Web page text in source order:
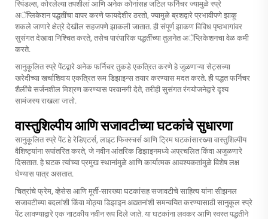
स्पिंडल्स, कोरलेल्या तपशीलां आणि अनेक कोनांसह जटिल फर्निचर ज्यामुळे स्प्रे
अॅप्लिकेशन पद्धतींचा वापर करणे फायदेशीर ठरतो, ज्यामुळे ब्रशद्वारे प्रभावीपणे झाकू
शकले जाणारे क्षेत्रे देखील सहजपणे झाकली जातात. ही संपूर्ण झाकण विविध पृष्ठभागांवर
सुसंगत देखावा निश्चित करते, तसेच पारंपारिक पद्धतींच्या तुलनेत अॅप्लिकेशनचा वेळ कमी
करते.
सानुकूलित स्प्रे पेंटद्वारे अनेक फर्निचर तुकडे एकत्रित करणे हे जुळणाऱ्या सेट्सच्या
खरेदीच्या खर्चाशिवाय एकत्रित रूम डिझाइन्स तयार करण्यास मदत करते. ही पद्धत फर्निचर
शैलींचे सर्जनशील मिश्रण करण्यास परवानगी देते, तरीही सुसंगत रंगयोजनेद्वारे दृश्य
सामंजस्य राखला जातो.
वास्तुशिल्पीय आणि सजावटीच्या घटकांचे सुधारणा
सानुकूलित स्प्रे पेंट हे रेडिएटर्स, लाइट फिक्स्चर्स आणि ट्रिम घटकांसारख्या वास्तुशिल्पीय
वैशिष्ट्यांना रूपांतरित करते, जे नवीन आंतरिक डिझाइनमध्ये अप्रचलित किंवा अजुळणारे
दिसतात. हे घटक त्यांच्या प्रमुख स्थानांमुळे आणि कार्यात्मक आवश्यकतांमुळे विशेष लक्ष
घेण्यास पात्र असतात.
चित्रांचे फ्रेम, व्हेसेस आणि मूर्ती-सारख्या घटकांसह सजावटीचे साहित्य यांना सीझनल
सजावटीच्या बदलांशी किंवा मोठ्या डिझाइन अद्यतनांशी समन्वयित करण्यासाठी सानुकूल स्प्रे
पेंट लावण्याद्वारे एक नाटकीय नवीन रूप दिले जाते. या घटकांना लवकर आणि स्वस्त पद्धतीने